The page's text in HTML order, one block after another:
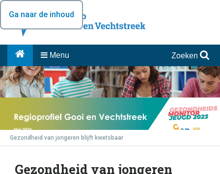
Ga naar de inhoud
Menu Zoeken
Gezondheid van jongeren blijft kwetsbaar
Gezondheid van jongeren